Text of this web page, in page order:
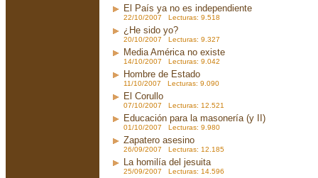
El País ya no es independiente
22/10/2007 Lecturas: 9.518
¿He sido yo?
20/10/2007 Lecturas: 9.327
Media América no existe
14/10/2007 Lecturas: 9.042
Hombre de Estado
11/10/2007 Lecturas: 9.090
El Corullo
07/10/2007 Lecturas: 12.521
Educación para la masonería (y II)
01/10/2007 Lecturas: 9.980
Zapatero asesino
26/09/2007 Lecturas: 12.185
La homilía del jesuita
25/09/2007 Lecturas: 14.596